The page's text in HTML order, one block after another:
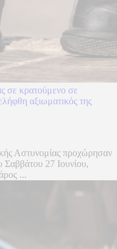
σε κρατούμενο σε
αξιωματικός της
Αστυνομίας προχώρησαν
Σαββάτου 27 Ιουνίου,
...